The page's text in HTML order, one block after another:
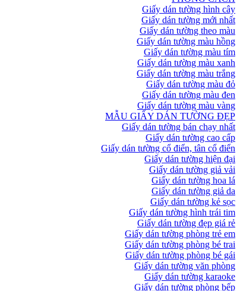
Giấy dán tường hình cây
Giấy dán tường mới nhất
Giấy dán tường theo màu
Giấy dán tường màu hồng
Giấy dán tường màu tím
Giấy dán tường màu xanh
Giấy dán tường màu trắng
Giấy dán tường màu đỏ
Giấy dán tường màu đen
Giấy dán tường màu vàng
MẪU GIẤY DÁN TƯỜNG ĐẸP
Giấy dán tường bán chạy nhất
Giấy dán tường cao cấp
Giấy dán tường cổ điển, tân cổ điển
Giấy dán tường hiện đại
Giấy dán tường giả vải
Giấy dán tường hoa lá
Giấy dán tường giả da
Giấy dán tường kẻ sọc
Giấy dán tường hình trái tim
Giấy dán tường đẹp giá rẻ
Giấy dán tường phòng trẻ em
Giấy dán tường phòng bé trai
Giấy dán tường phòng bé gái
Giấy dán tường văn phòng
Giấy dán tường karaoke
Giấy dán tường phòng bếp